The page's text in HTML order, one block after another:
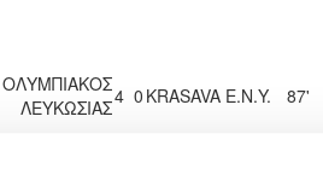
ΟΛΥΜΠΙΑΚΟΣ
ΛΕΥΚΩΣΙΑΣ4 0 KRASAVA Ε.Ν.Y. 87'